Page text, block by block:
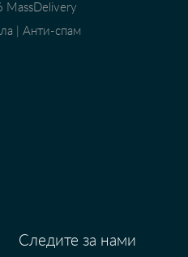
MassDelivery
Анти-спам
Следите за нами